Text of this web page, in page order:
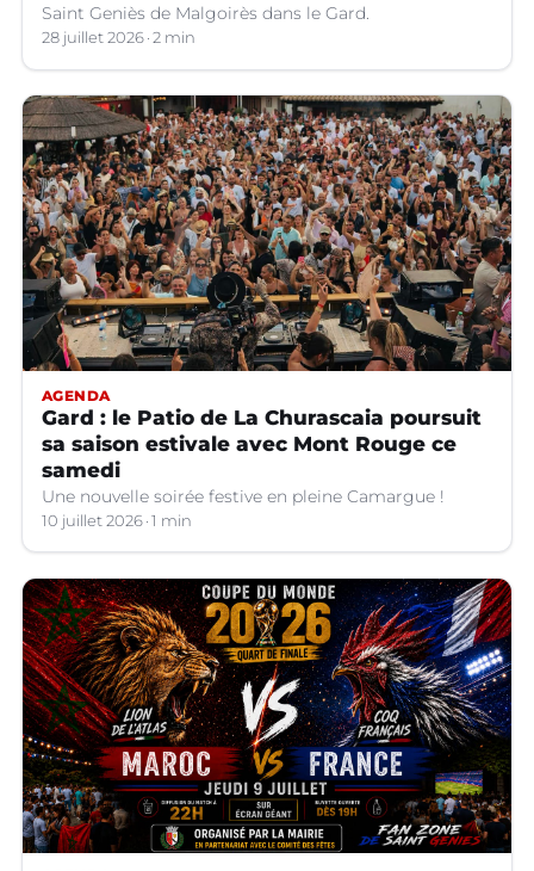
Saint Geniès de Malgoirès dans le Gard.
28 juillet 2026 2 min
AGENDA
Gard : le Patio de La Churascaia poursuit
sa saison estivale avec Mont Rouge ce
samedi
Une nouvelle soirée festive en pleine Camargue !
10 juillet 2026 1 min